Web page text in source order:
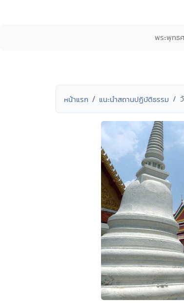
พระพุทธ
หน้าแรก แนะนำสถานปฏิบัติธรรม